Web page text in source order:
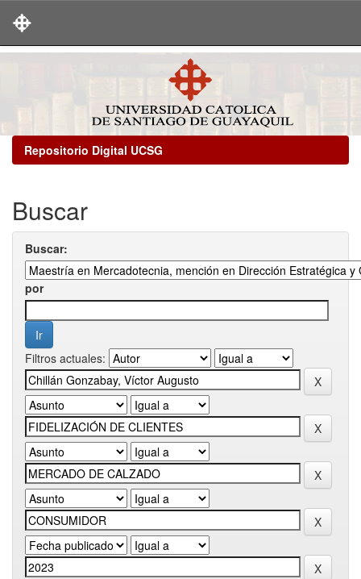
Repositorio Digital UCSG
Buscar
Buscar:
por
Filtros actuales: